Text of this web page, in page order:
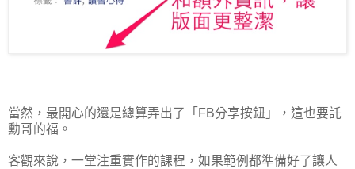
當然，最開心的還是總算弄出了「FB分享按鈕」，這也要託
勳哥的福。
客觀來說，一堂注重實作的課程，如果範例都準備好了讓人